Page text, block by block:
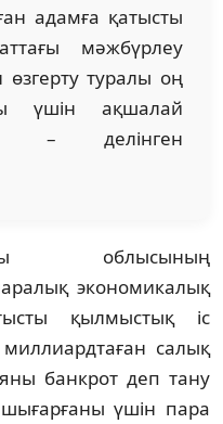
адамға қатысты
мәжбүрлеу
туралы оң
үшін ақшалай
– делінген
облысының
экономикалық
қылмыстық іс
салық
банкрот деп тану
үшін пара